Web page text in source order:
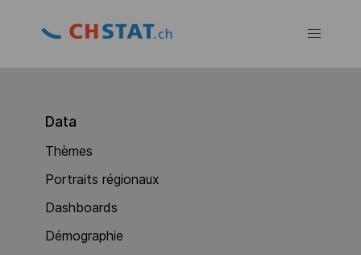
Data
Thèmes
Portraits régionaux
Dashboards
Démographie